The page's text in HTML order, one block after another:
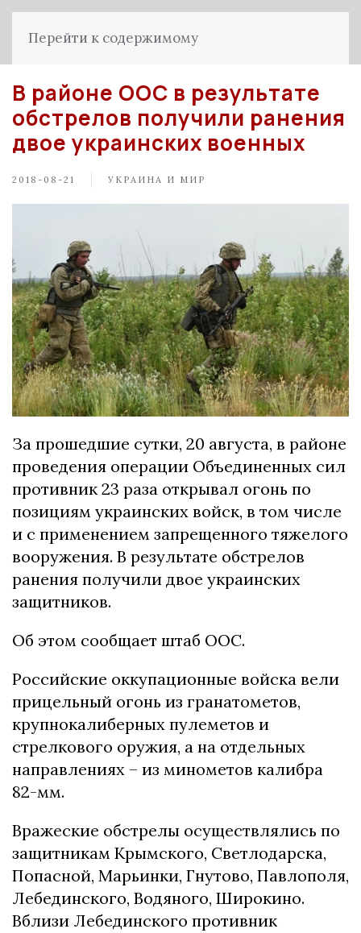
Перейти к содержимому
В районе ООС в результате
обстрелов получили ранения
двое украинских военных
2018-08-21 УКРАИНА И МИР
За прошедшие сутки, 20 августа, в районе
проведения операции Объединенных сил
противник 23 раза открывал огонь по
позициям украинских войск, в том числе
и с применением запрещенного тяжелого
вооружения. В результате обстрелов
ранения получили двое украинских
защитников.
Об этом сообщает штаб ООС.
Российские оккупационные войска вели
прицельный огонь из гранатометов,
крупнокалиберных пулеметов и
стрелкового оружия, а на отдельных
направлениях – из минометов калибра
82-мм.
Вражеские обстрелы осуществлялись по
защитникам Крымского, Светлодарска,
Попасной, Марьинки, Гнутово, Павлополя,
Лебединского, Водяного, Широкино.
Вблизи Лебединского противник